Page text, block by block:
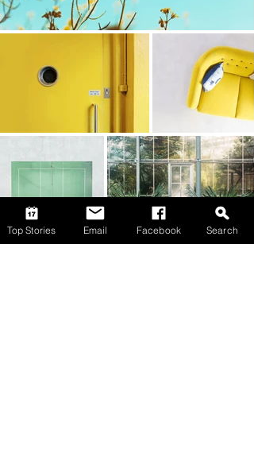
Top Stories Email Facebook Search